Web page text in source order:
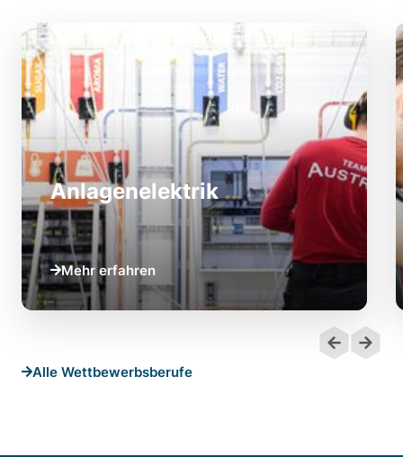
Anlagenelektrik
Mehr erfahren
Alle Wettbewerbsberufe